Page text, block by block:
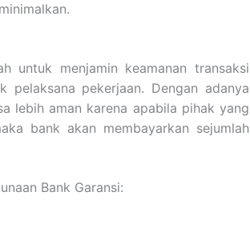
untuk menjamin keamanan transaksi
pekerjaan. Dengan adanya
lebih aman karena apabila pihak yang
bank akan membayarkan sejumlah
Bank Garansi: